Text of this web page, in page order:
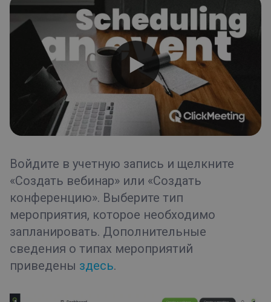
Регистрация
Записи
Типы мероприятий
Приемная
Советы и рекомендации
Первые шаги
Войдите в учетную запись и щелкните
«Создать вебинар» или «Создать
конференцию». Выберите тип
мероприятия, которое необходимо
запланировать. Дополнительные
сведения о типах мероприятий
приведены здесь.